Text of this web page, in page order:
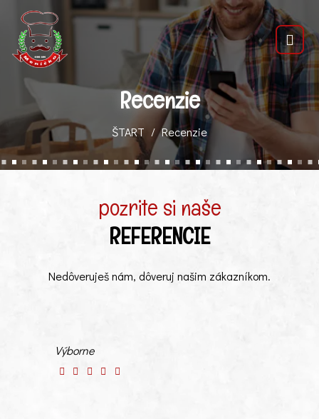
Recenzie
ŠTART Recenzie
pozrite si naše
REFERENCIE
Nedôveruješ nám, dôveruj našim zákazníkom.
Výborne